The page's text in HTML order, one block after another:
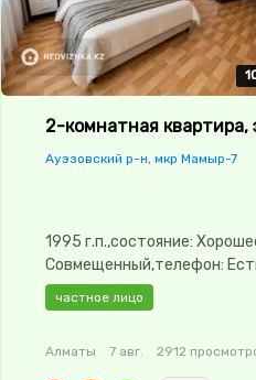
2-комнатная квартира,
Ауэзовский р-н, мкр Мамыр-7
1995 г.п.,состояние:
Совмещенный,телефон:
Оптика,Частично
Паркинг,Решетки на
кухня,Новая
частное лицо
Алматы 7 авг. 2912